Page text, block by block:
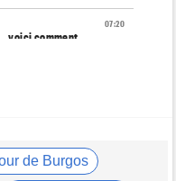
07:20
voici comment
raison d'éboulements
de Burgos